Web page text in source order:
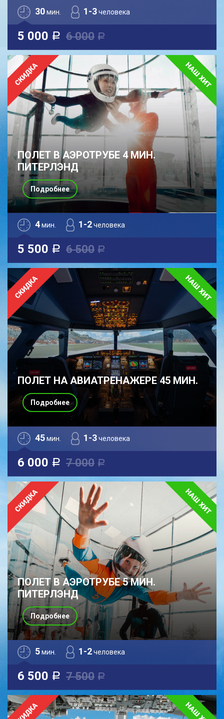
30мин. 1-3человека
5 000 a 6 000 a
ПОЛЕТ В АЭРОТРУБЕ 4 МИН.
ПИТЕРЛЭНД
4мин. 1-2человека
5 500 a 6 500 a
Подробнее
ПОЛЕТ НА АВИАТРЕНАЖЕРЕ 45 МИН.
45мин. 1-3человека
6 000 a 7 000 a
Подробнее
ПОЛЕТ В АЭРОТРУБЕ 5 МИН.
ПИТЕРЛЭНД
5мин. 1-2человека
6 500 a 7 500 a
Подробнее